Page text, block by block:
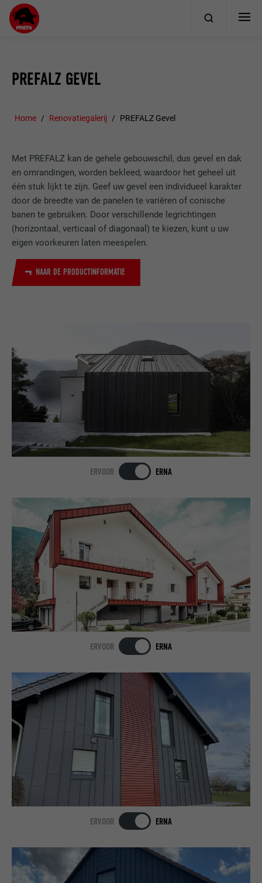
PREFALZ GEVEL
Home Renovatiegalerij PREFALZ Gevel
Met PREFALZ kan de gehele gebouwschil, dus gevel en dak
en omrandingen, worden bekleed, waardoor het geheel uit
één stuk lijkt te zijn. Geef uw gevel een individueel karakter
door de breedte van de panelen te variëren of conische
banen te gebruiken. Door verschillende legrichtingen
(horizontaal, verticaal of diagonaal) te kiezen, kunt u uw
eigen voorkeuren laten meespelen.
NAAR DE PRODUCTINFORMATIE
ERVOOR ERNA
ERVOOR ERNA
ERVOOR ERNA